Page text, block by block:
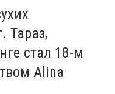
Тараз,
стал 18-м
Alina